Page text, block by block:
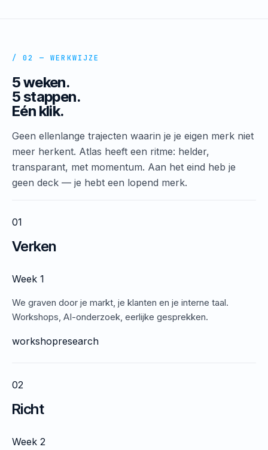
/ 02 — WERKWIJZE
5 weken.
5 stappen.
Eén klik.
Geen ellenlange trajecten waarin je je eigen merk niet
meer herkent. Atlas heeft een ritme: helder,
transparant, met momentum. Aan het eind heb je
geen deck — je hebt een lopend merk.
01
Verken
Week 1
We graven door je markt, je klanten en je interne taal.
Workshops, AI-onderzoek, eerlijke gesprekken.
workshopresearch
02
Richt
Week 2